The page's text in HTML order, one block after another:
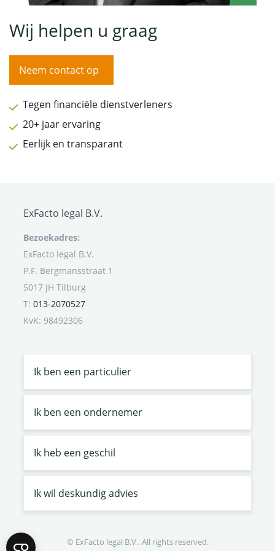
Wij helpen u graag
Neem contact op
Tegen financiële dienstverleners
20+ jaar ervaring
Eerlijk en transparant
ExFacto legal B.V.
Bezoekadres:
ExFacto legal B.V.
P.F. Bergmansstraat 1
5017 JH Tilburg
T: 013-2070527
KvK: 98492306
Ik ben een particulier
Ik ben een ondernemer
Ik heb een geschil
Ik wil deskundig advies
© ExFacto legal B.V.. All rights reserved.